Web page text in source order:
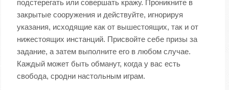
подстерегать или совершать кражу. Проникните в
закрытые сооружения и действуйте, игнорируя
указания, исходящие как от вышестоящих, так и от
нижестоящих инстанций. Присвойте себе призы за
задание, а затем выполните его в любом случае.
Каждый может быть обманут, когда у вас есть
свобода, сродни настольным играм.